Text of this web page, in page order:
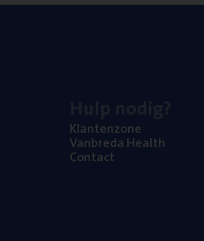
Klan­ten­zo­ne
Van­b­re­da Health
Con­tact